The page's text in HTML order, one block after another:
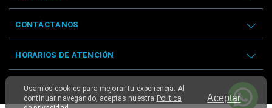
Aceptar
Usamos cookies para mejorar tu experiencia. Al
continuar navegando, aceptas nuestra Política
CONTÁCTANOS
HORARIOS DE ATENCIÓN